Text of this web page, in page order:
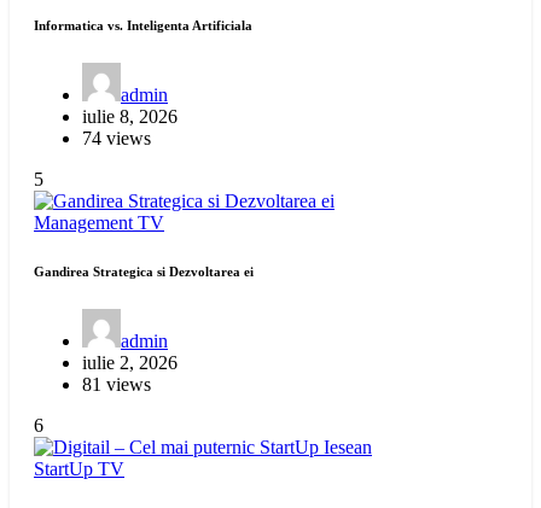
Informatica vs. Inteligenta Artificiala
admin
iulie 8, 2026
74 views
5
Management TV
Gandirea Strategica si Dezvoltarea ei
admin
iulie 2, 2026
81 views
6
StartUp TV